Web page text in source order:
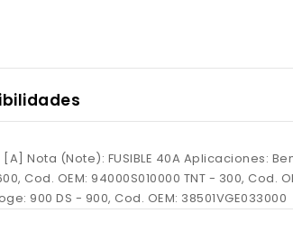
(Note): FUSIBLE 40A Aplicaciones:
Cod. OEM: 94000S010000 TNT - 300, Cod.
900 DS - 900, Cod. OEM: 38501VGE033000